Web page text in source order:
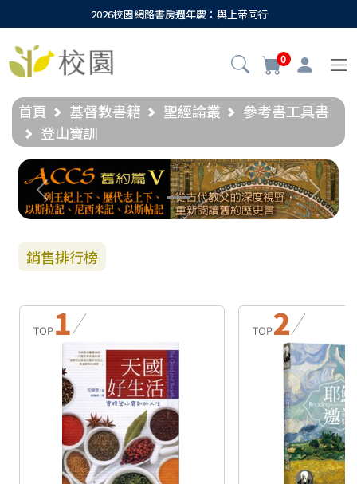
2026校園網路書房週年慶：與上帝同行
0
首頁 基督教書籍 聖經論叢
參考書工具書
登山寶訓
Previous Next
銷售排行榜